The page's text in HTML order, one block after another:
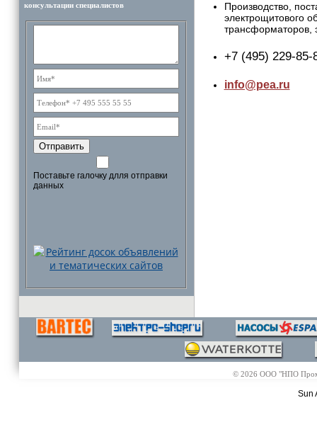
консультации специалистов
Отправить
Поставьте галочку длля отправки
данных
Производство,
электрощитового
трансформаторов,
+7 (495) 229-85-
info@pea.ru
© 2026 ООО "НПО
Sun